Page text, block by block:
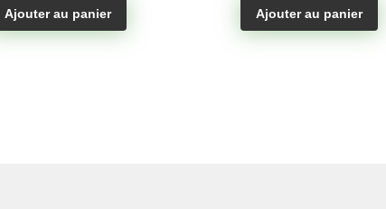
Ajouter au panier Ajouter au panier